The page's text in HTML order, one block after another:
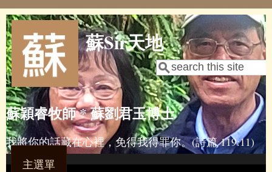
Skip to main content
蘇Sir天地
Search form
Search
蘇穎睿牧師 * 蘇劉君玉博士
我將你的話藏在心裡，免得我得罪你。(詩篇 119:11)
主選單